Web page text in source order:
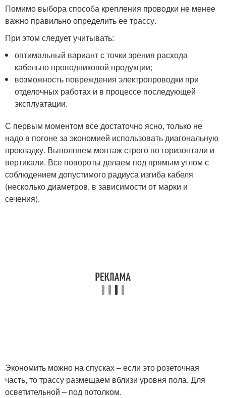
Помимо выбора способа крепления проводки не менее
важно правильно определить ее трассу.
При этом следует учитывать:
оптимальный вариант с точки зрения расхода
кабельно проводниковой продукции;
возможность повреждения электропроводки при
отделочных работах и в процессе последующей
эксплуатации.
С первым моментом все достаточно ясно, только не
надо в погоне за экономией использовать диагональную
прокладку. Выполняем монтаж строго по горизонтали и
вертикали. Все повороты делаем под прямым углом с
соблюдением допустимого радиуса изгиба кабеля
(несколько диаметров, в зависимости от марки и
сечения).
Экономить можно на спусках – если это розеточная
часть, то трассу размещаем вблизи уровня пола. Для
осветительной – под потолком.